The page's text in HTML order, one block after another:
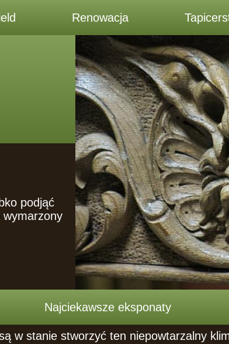
Renowacja
podjąć
Najciekawsze eksponaty
w stanie stworzyć ten niepowtarzalny